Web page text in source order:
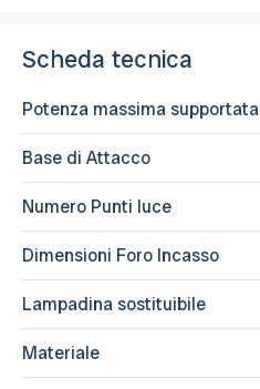
Scheda tecnica
Potenza massima supportata
Base di Attacco
Numero Punti luce
Dimensioni Foro Incasso
Lampadina sostituibile
Materiale